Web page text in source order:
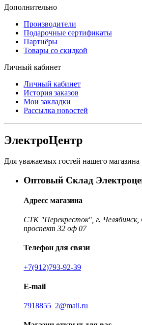
Дополнительно
Производители
Подарочные сертификаты
Партнёры
Товары со скидкой
Личный кабинет
Личный кабинет
История заказов
Мои закладки
Рассылка новостей
ЭлектроЦентр
Для уважаемых гостей нашего магазина
Оптовый Склад
Адресс магазина
СТК "Перекресток", г. Челябинск,
проспект 32 оф 07
Телефон для связи
+7(912)793-92-39
E-mail
7918855_2@mail.ru